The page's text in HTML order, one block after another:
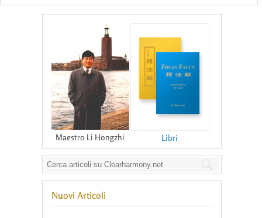
Maestro Li Hongzhi Libri
Nuovi Articoli